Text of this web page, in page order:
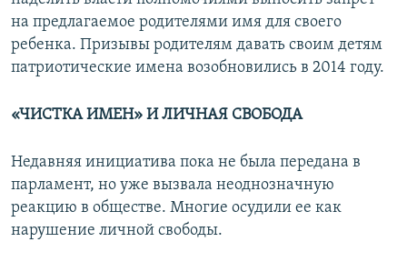
на предлагаемое родителями имя для своего
ребенка. Призывы родителям давать своим детям
патриотические имена возобновились в 2014 году.
«ЧИСТКА ИМЕН» И ЛИЧНАЯ СВОБОДА
Недавняя инициатива пока не была передана в
парламент, но уже вызвала неоднозначную
реакцию в обществе. Многие осудили ее как
нарушение личной свободы.